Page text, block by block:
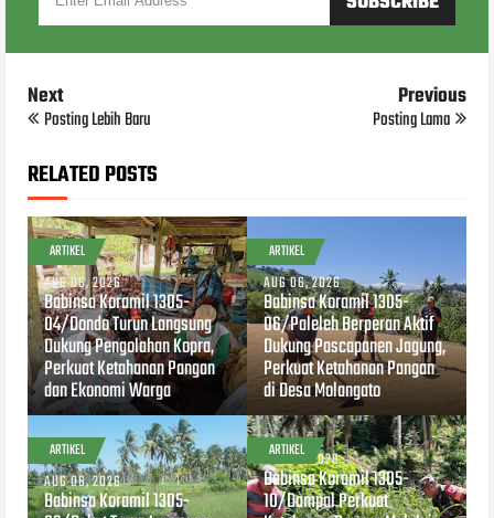
Next
Posting Lebih Baru
Previous
Posting Lama
RELATED POSTS
ARTIKEL
AUG 06, 2026
Babinsa Koramil 1305-
04/Dondo Turun Langsung
Dukung Pengolahan Kopra,
Perkuat Ketahanan Pangan
dan Ekonomi Warga
ARTIKEL
AUG 06, 2026
Babinsa Koramil 1305-
06/Paleleh Berperan Aktif
Dukung Pascapanen Jagung,
Perkuat Ketahanan Pangan
di Desa Molangato
ARTIKEL
AUG 06, 2026
Babinsa Koramil 1305-
ARTIKEL
AUG 04, 2026
Babinsa Koramil 1305-
10/Dampal Perkuat